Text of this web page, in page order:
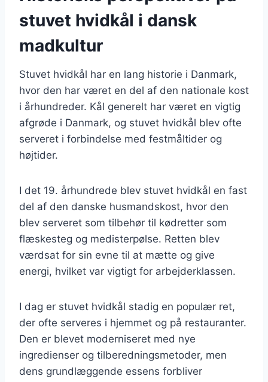
stuvet hvidkål i dansk
madkultur
Stuvet hvidkål har en lang historie i Danmark,
hvor den har været en del af den nationale kost
i århundreder. Kål generelt har været en vigtig
afgrøde i Danmark, og stuvet hvidkål blev ofte
serveret i forbindelse med festmåltider og
højtider.
I det 19. århundrede blev stuvet hvidkål en fast
del af den danske husmandskost, hvor den
blev serveret som tilbehør til kødretter som
flæskesteg og medisterpølse. Retten blev
værdsat for sin evne til at mætte og give
energi, hvilket var vigtigt for arbejderklassen.
I dag er stuvet hvidkål stadig en populær ret,
der ofte serveres i hjemmet og på restauranter.
Den er blevet moderniseret med nye
ingredienser og tilberedningsmetoder, men
dens grundlæggende essens forbliver